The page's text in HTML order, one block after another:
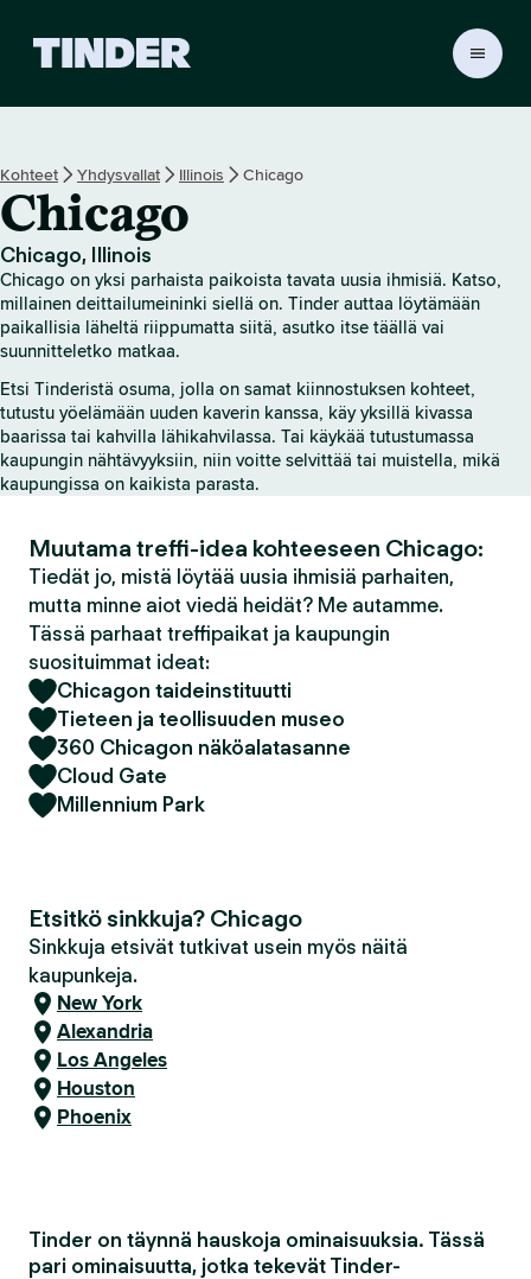
r
l
o
i
s
s
i
v
u
Kohteet Yhdysvallat Illinois Chicago
Chicago
Chicago, Illinois
Chicago on yksi parhaista paikoista tavata uusia ihmisiä. Katso,
millainen deittailumeininki siellä on. Tinder auttaa löytämään
paikallisia läheltä riippumatta siitä, asutko itse täällä vai
suunnitteletko matkaa.
Etsi Tinderistä osuma, jolla on samat kiinnostuksen kohteet,
tutustu yöelämään uuden kaverin kanssa, käy yksillä kivassa
baarissa tai kahvilla lähikahvilassa. Tai käykää tutustumassa
kaupungin nähtävyyksiin, niin voitte selvittää tai muistella, mikä
kaupungissa on kaikista parasta.
Muutama treffi-idea kohteeseen Chicago:
Tiedät jo, mistä löytää uusia ihmisiä parhaiten,
mutta minne aiot viedä heidät? Me autamme.
Tässä parhaat treffipaikat ja kaupungin
suosituimmat ideat:
Chicagon taideinstituutti
Tieteen ja teollisuuden museo
360 Chicagon näköalatasanne
Cloud Gate
Millennium Park
Etsitkö sinkkuja? Chicago
Sinkkuja etsivät tutkivat usein myös näitä
kaupunkeja.
New York
Alexandria
Los Angeles
Houston
Phoenix
Tinder on täynnä hauskoja ominaisuuksia. Tässä
pari ominaisuutta, jotka tekevät Tinder-